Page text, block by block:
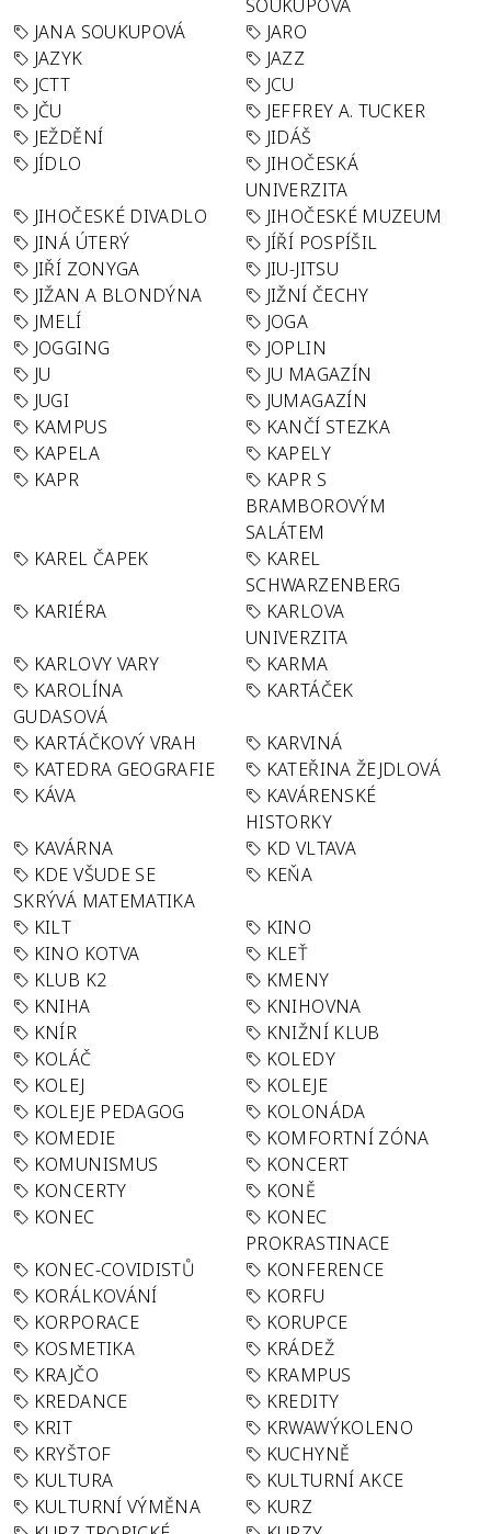
SOUKUPOVÁ
JANA SOUKUPOVÁ
JARO
JAZYK
JAZZ
JCTT
JCU
JČU
JEFFREY A. TUCKER
JEŽDĚNÍ
JIDÁŠ
JÍDLO
JIHOČESKÁ
UNIVERZITA
JIHOČESKÉ DIVADLO
JIHOČESKÉ MUZEUM
JINÁ ÚTERÝ
JÍŘÍ POSPÍŠIL
JIŘÍ ZONYGA
JIU-JITSU
JIŽAN A BLONDÝNA
JIŽNÍ ČECHY
JMELÍ
JOGA
JOGGING
JOPLIN
JU
JU MAGAZÍN
JUGI
JUMAGAZÍN
KAMPUS
KANČÍ STEZKA
KAPELA
KAPELY
KAPR
KAPR S
BRAMBOROVÝM
SALÁTEM
KAREL ČAPEK
KAREL
SCHWARZENBERG
KARIÉRA
KARLOVA
UNIVERZITA
KARLOVY VARY
KARMA
KAROLÍNA
GUDASOVÁ
KARTÁČEK
KARTÁČKOVÝ VRAH
KARVINÁ
KATEDRA GEOGRAFIE
KATEŘINA ŽEJDLOVÁ
KÁVA
KAVÁRENSKÉ
HISTORKY
KAVÁRNA
KD VLTAVA
KDE VŠUDE SE
SKRÝVÁ MATEMATIKA
KEŇA
KILT
KINO
KINO KOTVA
KLEŤ
KLUB K2
KMENY
KNIHA
KNIHOVNA
KNÍR
KNIŽNÍ KLUB
KOLÁČ
KOLEDY
KOLEJ
KOLEJE
KOLEJE PEDAGOG
KOLONÁDA
KOMEDIE
KOMFORTNÍ ZÓNA
KOMUNISMUS
KONCERT
KONCERTY
KONĚ
KONEC
KONEC
PROKRASTINACE
KONEC-COVIDISTŮ
KONFERENCE
KORÁLKOVÁNÍ
KORFU
KORPORACE
KORUPCE
KOSMETIKA
KRÁDEŽ
KRAJČO
KRAMPUS
KREDANCE
KREDITY
KRIT
KRWAWÝKOLENO
KRYŠTOF
KUCHYNĚ
KULTURA
KULTURNÍ AKCE
KULTURNÍ VÝMĚNA
KURZ